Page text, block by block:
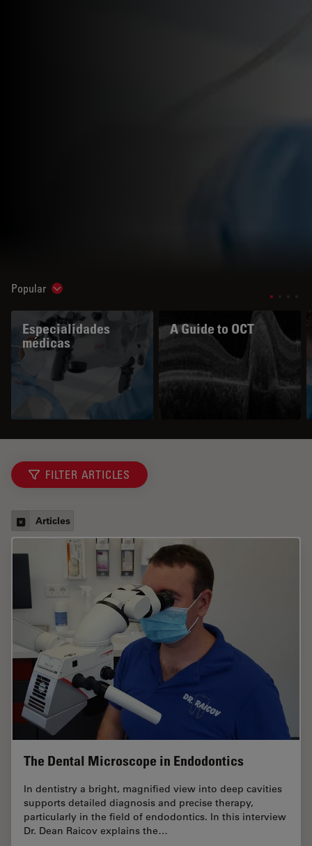
Popular Show subnavigation
Especialidades
médicas
A Guide to OCT
FILTER ARTICLES
Articles
The Dental Microscope in Endodontics
In dentistry a bright, magnified view into deep cavities
supports detailed diagnosis and precise therapy,
particularly in the field of endodontics. In this interview
Dr. Dean Raicov explains the…